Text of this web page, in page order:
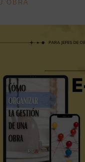
OBRA